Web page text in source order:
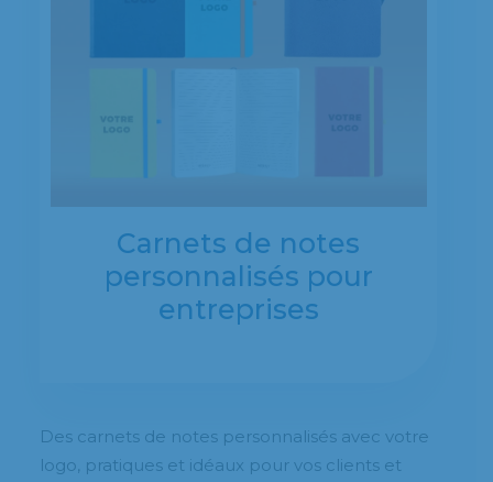
Carnets de notes
personnalisés pour
entreprises
Des carnets de notes personnalisés avec votre
logo, pratiques et idéaux pour vos clients et